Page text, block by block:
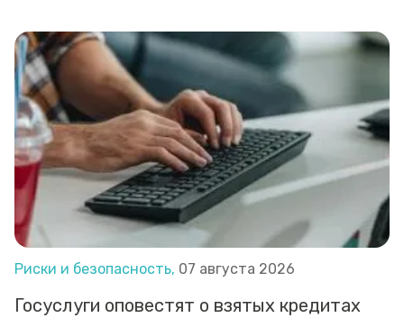
Риски и безопасность, 07 августа 2026
Госуслуги оповестят о взятых кредитах